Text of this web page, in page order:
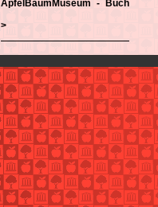
ApfelBaumMuseum - Buch
>